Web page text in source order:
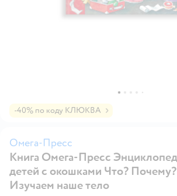
-40% по коду КЛЮКВА
Омега-Пресс
Книга Омега-Пресс
детей с окошками Что?
Изучаем наше тело